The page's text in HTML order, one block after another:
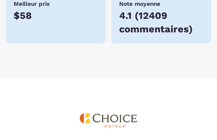
Meilleur prix
$58
Note moyenne
4.1 (12409
commentaires)